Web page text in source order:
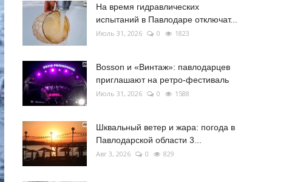
На время гидравлических
испытаний в Павлодаре отключат...
Июль 31, 2026 0 1823
Bosson и «Винтаж»: павлодарцев
приглашают на ретро-фестиваль
Июль 31, 2026 0 1588
Шквальный ветер и жара: погода в
Павлодарской области 3...
Авг 3, 2026 0 829